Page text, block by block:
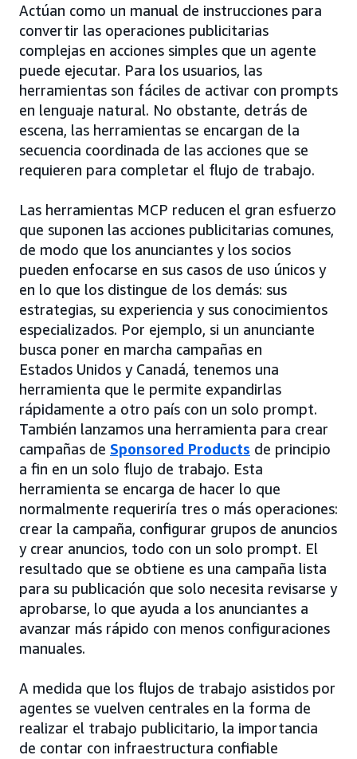
Actúan como un manual de instrucciones para
convertir las operaciones publicitarias
complejas en acciones simples que un agente
puede ejecutar. Para los usuarios, las
herramientas son fáciles de activar con prompts
en lenguaje natural. No obstante, detrás de
escena, las herramientas se encargan de la
secuencia coordinada de las acciones que se
requieren para completar el flujo de trabajo.
Las herramientas MCP reducen el gran esfuerzo
que suponen las acciones publicitarias comunes,
de modo que los anunciantes y los socios
pueden enfocarse en sus casos de uso únicos y
en lo que los distingue de los demás: sus
estrategias, su experiencia y sus conocimientos
especializados. Por ejemplo, si un anunciante
busca poner en marcha campañas en
Estados Unidos y Canadá, tenemos una
herramienta que le permite expandirlas
rápidamente a otro país con un solo prompt.
También lanzamos una herramienta para crear
campañas de Sponsored Products de principio
a fin en un solo flujo de trabajo. Esta
herramienta se encarga de hacer lo que
normalmente requeriría tres o más operaciones:
crear la campaña, configurar grupos de anuncios
y crear anuncios, todo con un solo prompt. El
resultado que se obtiene es una campaña lista
para su publicación que solo necesita revisarse y
aprobarse, lo que ayuda a los anunciantes a
avanzar más rápido con menos configuraciones
manuales.
A medida que los flujos de trabajo asistidos por
agentes se vuelven centrales en la forma de
realizar el trabajo publicitario, la importancia
de contar con infraestructura confiable